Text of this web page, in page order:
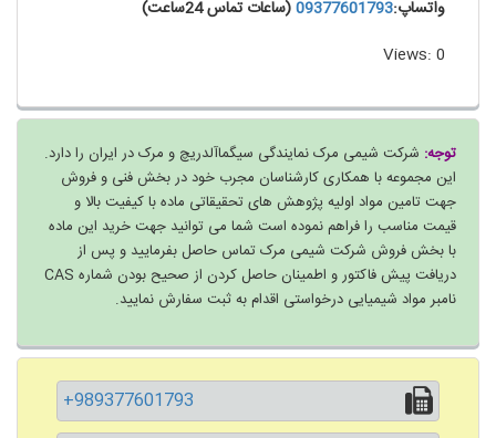
واتساپ:09377601793(ساعات تماس 24ساعت)
Views: 0
توجه: شرکت شیمی مرک نمایندگی سیگماآلدریچ و مرک در ایران را دارد.
این مجموعه با همکاری کارشناسان مجرب خود در بخش فنی و فروش
جهت تامین مواد اولیه پژوهش های تحقیقاتی ماده با کیفیت بالا و
قیمت مناسب را فراهم نموده است شما می توانید جهت خرید این ماده
با بخش فروش شرکت شیمی مرک تماس حاصل بفرمایید و پس از
دریافت پیش فاکتور و اطمینان حاصل کردن از صحیح بودن شماره CAS
نامبر مواد شیمیایی درخواستی اقدام به ثبت سفارش نمایید.
+989377601793